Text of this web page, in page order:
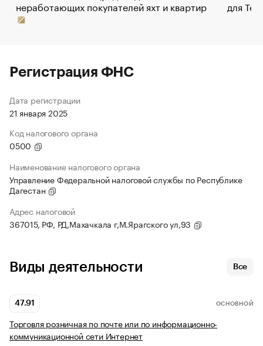
неработающих покупателей яхт и квартир
для
Регистрация ФНС
Дата регистрации
21 января 2025
Код налогового органа
0500
Наименование налогового органа
Управление Федеральной налоговой службы по Республике
Дагестан
Адрес налоговой
367015, РФ, РД,Махачкала г,М.Ярагского ул,93
Виды деятельности Все
47.91 ОСНОВНОЙ
Торговля розничная по почте или по информационно-
коммуникационной сети Интернет